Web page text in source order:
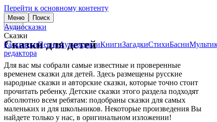
Перейти к основному контенту
Меню Поиск
Аудиосказки
Сказки
РаскраскиПесниАудиокнигиКнигиЗагадкиСтихиБасни
редактора
Сказки для детей
Для вас мы собрали самые известные и проверенные
временем сказки для детей. Здесь размещены русские
народные сказки и авторские сказки, которые точно стоит
прочитать ребенку. Детские сказки этого раздела подходят
абсолютно всем ребятам: подобраны сказки для самых
маленьких и для школьников. Некоторые произведения Вы
найдете только у нас, в оригинальном изложении!